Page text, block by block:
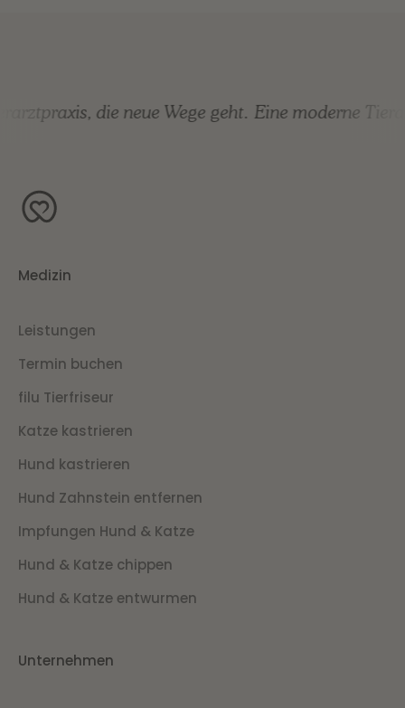
die neue Wege geht. Eine moderne
Medizin
Leistungen
Termin buchen
filu Tierfriseur
Katze kastrieren
Hund kastrieren
Hund Zahnstein entfernen
Impfungen Hund & Katze
Hund & Katze chippen
Hund & Katze entwurmen
Unternehmen